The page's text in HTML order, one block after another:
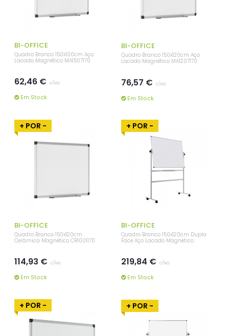
BI-OFFICE
Quadro Branco 150x100cm Aço
Lacado Magnético MA1507170
62,46 € c/iva
Em Stock
BI-OFFICE
Quadro Branco 150x120cm Aço
Lacado Magnético MA1207170
76,57 € c/iva
Em Stock
+ POR -
BI-OFFICE
Quadro Branco 150x120cm
Cerâmica Magnético CR1001170
114,93 € c/iva
Em Stock
+ POR -
BI-OFFICE
Quadro Branco 150x120cm Dupla
Face Aço Lacado Magnético
219,84 € c/iva
Em Stock
+ POR - + POR -